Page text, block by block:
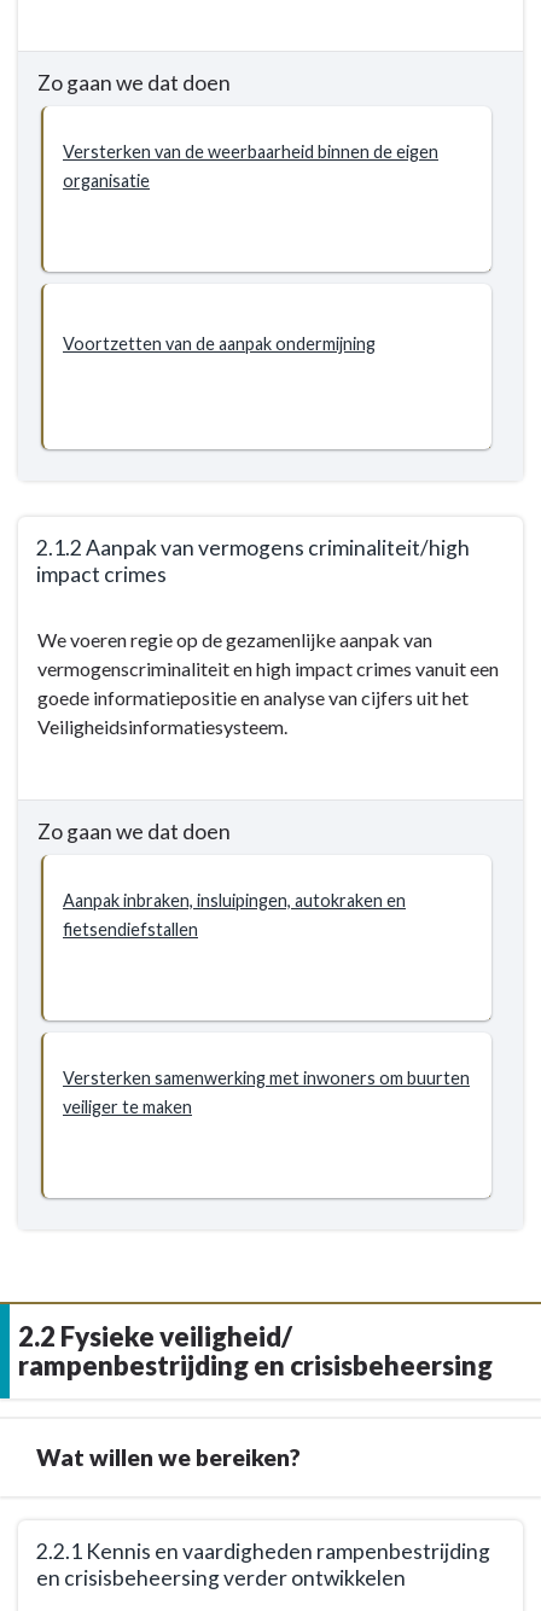
Aanpak
van
criminaliteit
Zo gaan we dat doen
Versterken van de weerbaarheid binnen de eigen
organisatie
Voortzetten van de aanpak ondermijning
2.1.2 Aanpak van vermogens criminaliteit/high
impact crimes
naar
navigatie
2.1
Doelstellingen
Aanpak
impact
We voeren regie op de gezamenlijke aanpak van
vermogenscriminaliteit en high impact crimes vanuit een
goede informatiepositie en analyse van cijfers uit het
Veiligheidsinformatiesysteem.
Zo gaan we dat doen
Aanpak inbraken, insluipingen, autokraken en
fietsendiefstallen
Versterken samenwerking met inwoners om buurten
veiliger te maken
2.2 Fysieke veiligheid/
rampenbestrijding en crisisbeheersing
Wat willen we bereiken?
navigatie
2.2.1 Kennis en vaardigheden rampenbestrijding
en crisisbeheersing verder ontwikkelen